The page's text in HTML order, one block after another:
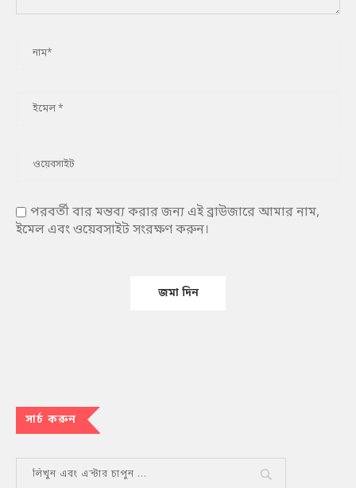
পরবর্তী বার মন্তব্য করার জন্য এই ব্রাউজারে আমার নাম,
ইমেল এবং ওয়েবসাইট সংরক্ষণ করুন।
সার্চ করুন